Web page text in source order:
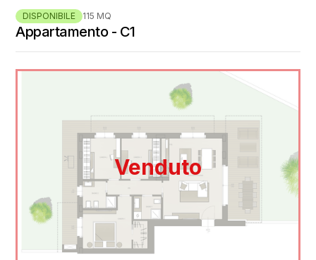
DISPONIBILE 115 MQ
Appartamento - C1
Venduto